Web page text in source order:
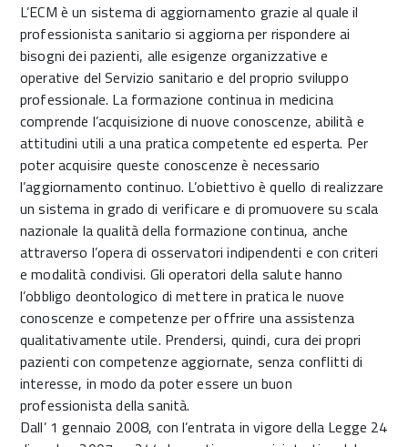
L’ECM è un sistema di aggiornamento grazie al quale il
professionista sanitario si aggiorna per rispondere ai
bisogni dei pazienti, alle esigenze organizzative e
operative del Servizio sanitario e del proprio sviluppo
professionale. La formazione continua in medicina
comprende l’acquisizione di nuove conoscenze, abilità e
attitudini utili a una pratica competente ed esperta. Per
poter acquisire queste conoscenze è necessario
l’aggiornamento continuo. L’obiettivo è quello di realizzare
un sistema in grado di verificare e di promuovere su scala
nazionale la qualità della formazione continua, anche
attraverso l’opera di osservatori indipendenti e con criteri
e modalità condivisi. Gli operatori della salute hanno
l’obbligo deontologico di mettere in pratica le nuove
conoscenze e competenze per offrire una assistenza
qualitativamente utile. Prendersi, quindi, cura dei propri
pazienti con competenze aggiornate, senza conflitti di
interesse, in modo da poter essere un buon
professionista della sanità.
Dall’ 1 gennaio 2008, con l’entrata in vigore della Legge 24